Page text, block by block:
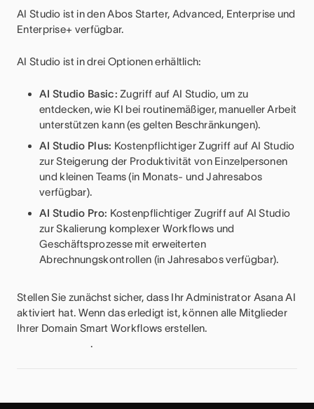
AI Studio ist in den Abos Starter, Advanced, Enterprise und
Enterprise+ verfügbar.
AI Studio ist in drei Optionen erhältlich:
AI Studio Basic:Zugriff auf AI Studio, um zu
entdecken, wie KI bei routinemäßiger, manueller Arbeit
unterstützen kann (es gelten Beschränkungen).
AI Studio Plus: Kostenpflichtiger Zugriff auf AI Studio
zur Steigerung der Produktivität von Einzelpersonen
und kleinen Teams (in Monats- und Jahresabos
verfügbar).
AI Studio Pro: Kostenpflichtiger Zugriff auf AI Studio
zur Skalierung komplexer Workflows und
Geschäftsprozesse mit erweiterten
Abrechnungskontrollen (in Jahresabos verfügbar).
Stellen Sie zunächst sicher, dass Ihr Administrator Asana AI
aktiviert hat. Wenn das erledigt ist, können alle Mitglieder
Ihrer Domain Smart Workflows erstellen.
.